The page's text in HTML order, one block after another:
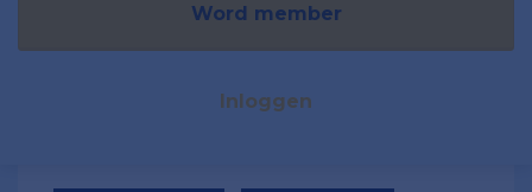
Word member
Inloggen